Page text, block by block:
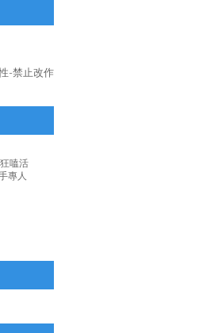
-禁止改作
嗑活
專人